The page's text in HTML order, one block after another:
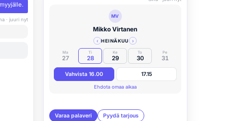
· juuri nyt
MV
Mikko Virtanen
‹ HEINÄKUU ›
Ma
27
Ti
28
Ke
29
To
30
Pe
31
Vahvista 16.00 17.15
Ehdota omaa aikaa
Varaa palaveri Pyydä tarjous